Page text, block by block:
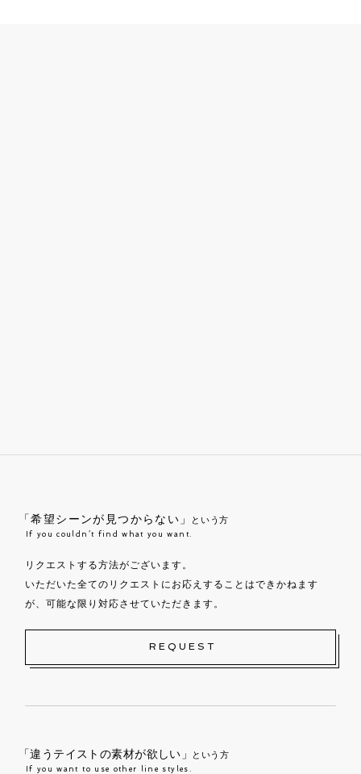
「希望シーンが見つからない」 という方
If you couldn’t find what you want.
リクエストする方法がございます。
いただいた全てのリクエストにお応えすることはできかねます
が、可能な限り対応させていただきます。
REQUEST
「違うテイストの素材が欲しい」 という方
If you want to use other line styles.